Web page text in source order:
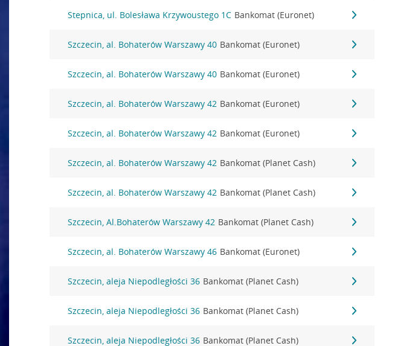
Stepnica, ul. Bolesława Krzywoustego 1C Bankomat (Euronet)
Szczecin, al. Bohaterów Warszawy 40 Bankomat (Euronet)
Szczecin, al. Bohaterów Warszawy 40 Bankomat (Euronet)
Szczecin, al. Bohaterów Warszawy 42 Bankomat (Euronet)
Szczecin, al. Bohaterów Warszawy 42 Bankomat (Euronet)
Szczecin, al. Bohaterów Warszawy 42 Bankomat (Planet Cash)
Szczecin, al. Bohaterów Warszawy 42 Bankomat (Planet Cash)
Szczecin, Al.Bohaterów Warszawy 42 Bankomat (Planet Cash)
Szczecin, al. Bohaterów Warszawy 46 Bankomat (Euronet)
Szczecin, aleja Niepodległości 36 Bankomat (Planet Cash)
Szczecin, aleja Niepodległości 36 Bankomat (Planet Cash)
Szczecin, aleja Niepodległości 36 Bankomat (Planet Cash)